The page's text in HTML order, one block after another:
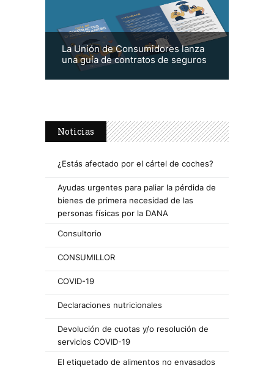
La Unión de Consumidores lanza
una guía de contratos de seguros
Noticias
¿Estás afectado por el cártel de coches?
Ayudas urgentes para paliar la pérdida de
bienes de primera necesidad de las
personas físicas por la DANA
Consultorio
CONSUMILLOR
COVID-19
Declaraciones nutricionales
Devolución de cuotas y/o resolución de
servicios COVID-19
El etiquetado de alimentos no envasados